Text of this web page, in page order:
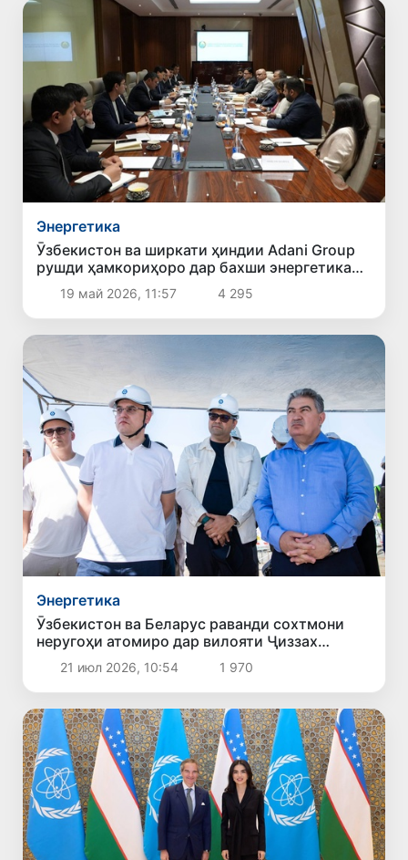
Энергетика
Ӯзбекистон ва ширкати ҳиндии Adani Group
рушди ҳамкориҳоро дар бахши энергетика
баррасӣ карданд
19 май 2026, 11:57 4 295
Энергетика
Ӯзбекистон ва Беларус раванди сохтмони
неругоҳи атомиро дар вилояти Ҷиззах
баррасӣ карданд
21 июл 2026, 10:54 1 970